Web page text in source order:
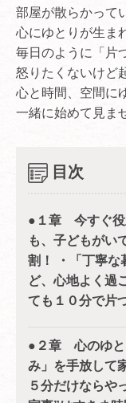
部屋が散らかって
心にゆとりが生ま
毎日のように「片
怒りたくないけど
心と時間、空間に
一緒に始めて見ま
目次
●１章 今すぐ役
も、子どもがい
割！ ・「丁寧な
ど、心地よく過
ても１０分で片
●２章 心のゆと
み」を手放して
５分だけならや